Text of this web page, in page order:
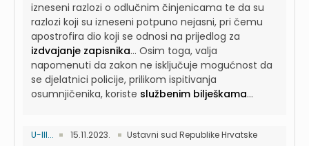
izneseni razlozi o odlučnim činjenicama te da su
razlozi koji su izneseni potpuno nejasni, pri čemu
apostrofira dio koji se odnosi na prijedlog za
izdvajanje zapisnika... Osim toga, valja
napomenuti da zakon ne isključuje mogućnost da
se djelatnici policije, prilikom ispitivanja
osumnjičenika, koriste službenim bilješkama...
U-III... 15.11.2023. Ustavni sud Republike Hrvatske